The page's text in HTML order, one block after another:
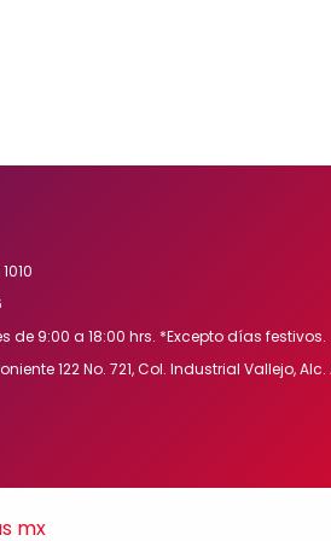
de 9:00 a 18:00 hrs. *Excepto días festivos.
122 No. 721, Col. Industrial Vallejo,
mx